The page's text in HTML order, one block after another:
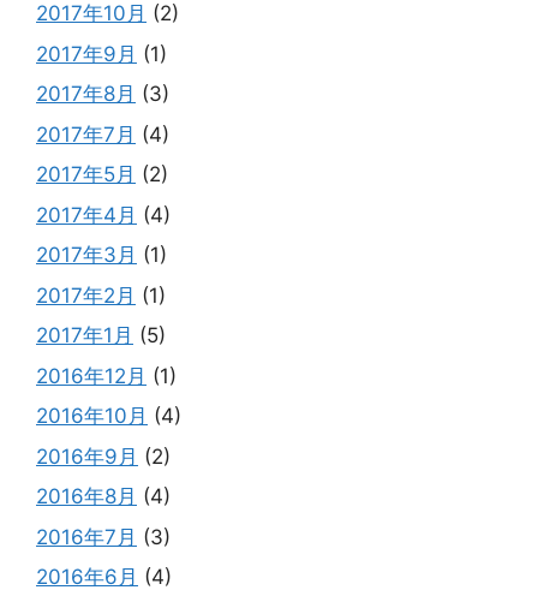
2017年10月 (2)
2017年9月 (1)
2017年8月 (3)
2017年7月 (4)
2017年5月 (2)
2017年4月 (4)
2017年3月 (1)
2017年2月 (1)
2017年1月 (5)
2016年12月 (1)
2016年10月 (4)
2016年9月 (2)
2016年8月 (4)
2016年7月 (3)
2016年6月 (4)